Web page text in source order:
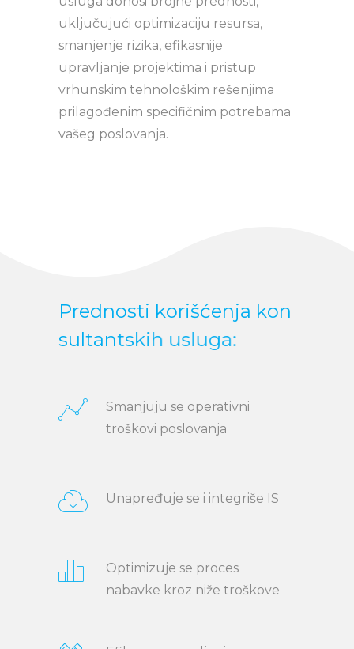
uključujući optimizaciju resursa,
smanjenje rizika, efikasnije
upravljanje projektima i pristup
vrhunskim tehnološkim rešenjima
prilagođenim specifičnim potrebama
vašeg poslovanja.
Prednosti korišćenja kon
sultantskih usluga:
Smanjuju se operativni
troškovi poslovanja
Unapređuje se i integriše IS
Optimizuje se proces
nabavke kroz niže troškove